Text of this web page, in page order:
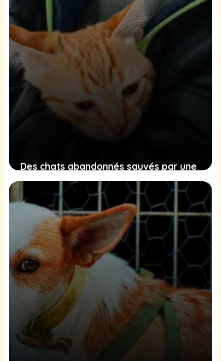
Des chats abandonnés sauvés par une
automobiliste sur une aire de repos : un
acte de bravoure qui réchauffe le
cœur
7 février 2025